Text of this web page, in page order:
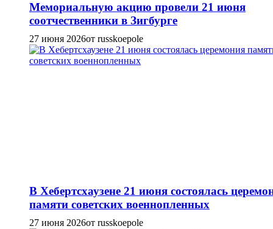
Мемориальную акцию провели 21 июня
соотчественники в Зигбурге
27 июня 2026от russkoepole
В Хебертсхаузене 21 июня состоялась
памяти советских военнопленных
27 июня 2026от russkoepole